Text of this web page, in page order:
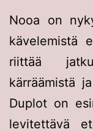
Nooa on
kävelemistä
riittää
kärräämistä
Duplot on
levitettävä